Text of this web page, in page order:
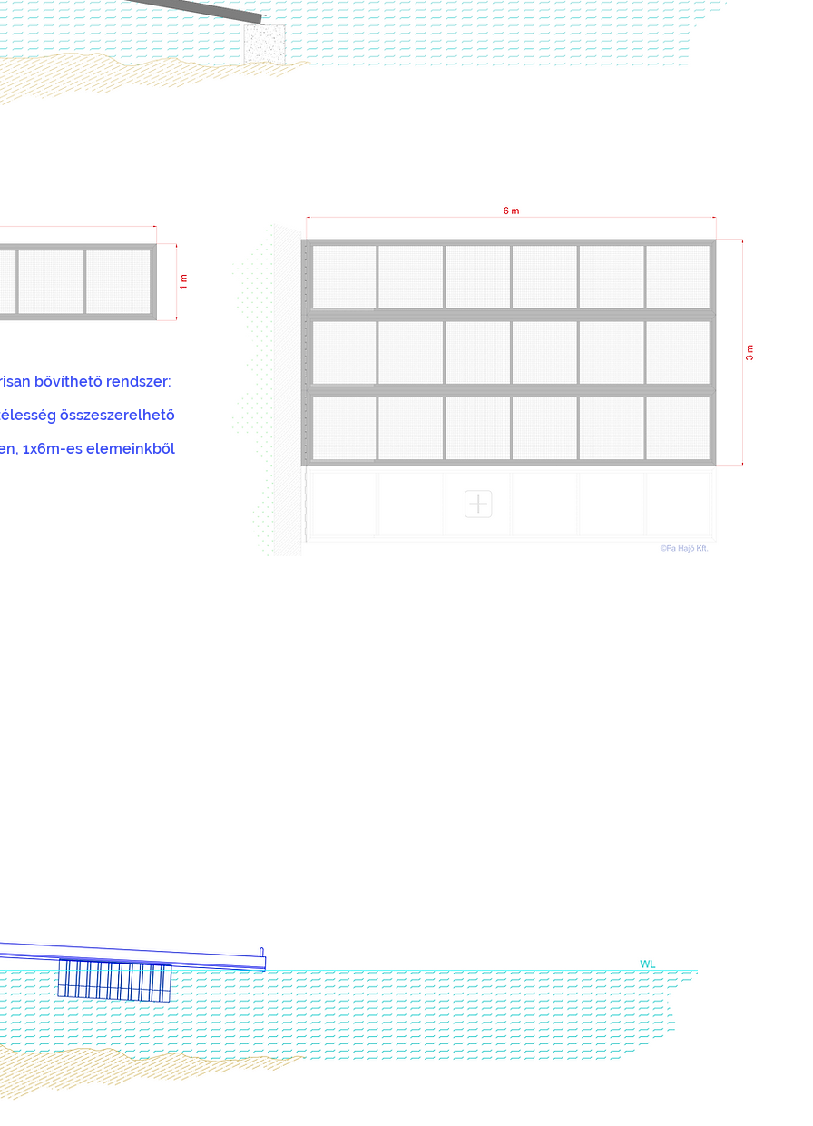
bővíthető rendszer:
összeszerelhető
1x6m-es elemeinkből